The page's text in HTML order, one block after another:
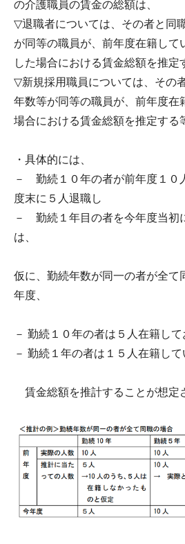
の介護職員の賃金の総額は、
▽退職者については、その者と同
が同等の職員が、前年度在籍して
した場合における賃金総額を推定
▽新規採用職員については、その
年数等が同等の職員が、前年度在
場合における賃金総額を推定する
・具体的には、
－ 勤続１０年の者が前年度１０
度末に５人退職し
－ 勤続１年目の者を今年度当初
は、
仮に、勤続年数が同一の者が全て
年度、
－ 勤続１０年の者は５人在籍して
－ 勤続１年の者は１５人在籍して
賃金総額を推計することが想定